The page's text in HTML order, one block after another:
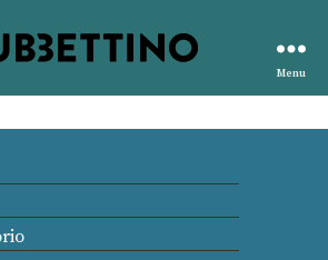
editore
Menu